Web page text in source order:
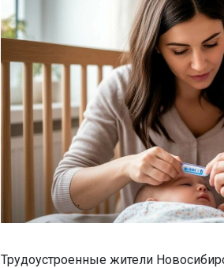
Трудоустроенные жители